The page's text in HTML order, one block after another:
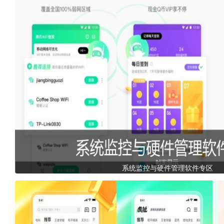
系统监控与硬件管理软件专区